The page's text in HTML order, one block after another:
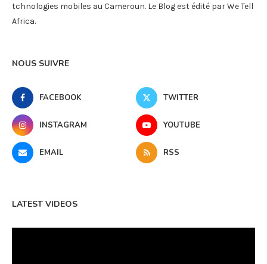
tchnologies mobiles au Cameroun. Le Blog est édité par We Tell
Africa.
NOUS SUIVRE
FACEBOOK TWITTER
INSTAGRAM YOUTUBE
EMAIL RSS
LATEST VIDEOS